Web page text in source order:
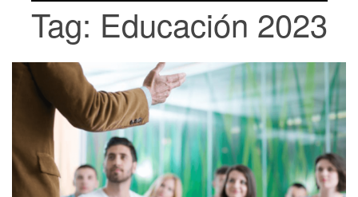
Tag: Educación 2023